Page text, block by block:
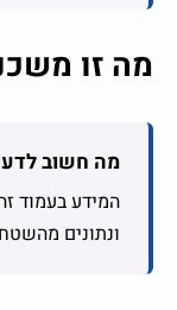
מה זו
מה חשוב
המידע בעמוד
ונתונים